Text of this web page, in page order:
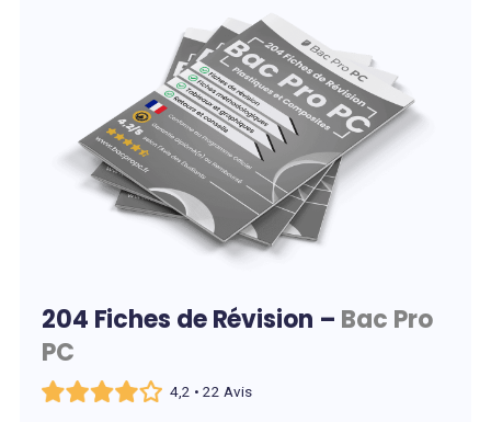
204 Fiches de Révision – Bac Pro
PC
4,2 • 22 Avis